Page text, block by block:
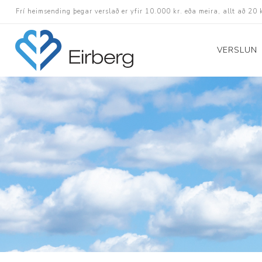
Frí heimsending þegar verslað er yfir 10.000 kr. eða meira, allt að 20
VERSLUN
Skór
Götuskór
Hlaupaskór
Utanvega- og
Barnaskór
Eldri skór á afslætti